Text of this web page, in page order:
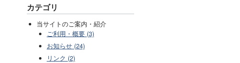
カテゴリ
当サイトのご案内・紹介
ご利用・概要 (3)
お知らせ (24)
リンク (2)